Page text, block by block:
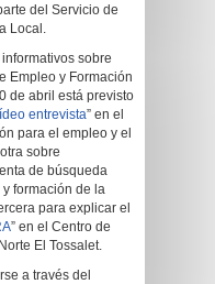
del Servicio de
Local.
sobre
Empleo y Formación
de abril está previsto
entrevista” en el
para el empleo y el
sobre
de búsqueda
formación de la
para explicar el
” en el Centro de
El Tossalet.
a través del